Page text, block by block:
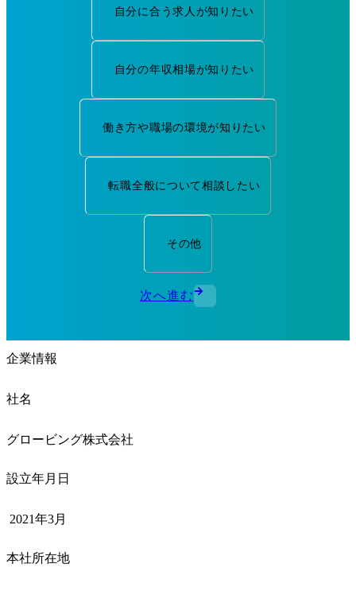
自分に合う求人が知りたい
自分の年収相場が知りたい
働き方や職場の環境が知りたい
転職全般について相談したい
その他
次へ進む
企業情報
社名
グロービング株式会社
設立年月日
2021年3月
本社所在地